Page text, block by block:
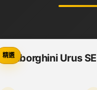
精選
Lamborghini Urus SE